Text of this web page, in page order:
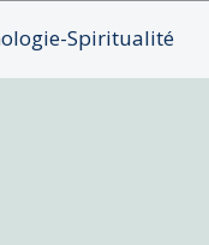
Spiritualité